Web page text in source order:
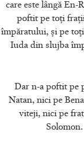
care este lângă En-
poftit pe toţi
împăratului, şi pe
Iuda din slujba
Dar n-a poftit pe
Natan, nici pe
viteji, nici pe
Solomon.